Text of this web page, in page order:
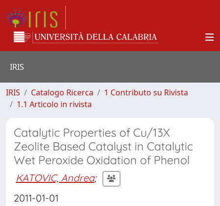
IRIS
IRIS Catalogo Ricerca
1 Contributo su Rivista
1.1 Articolo in rivista
Catalytic Properties of Cu/13X
Zeolite Based Catalyst in Catalytic
Wet Peroxide Oxidation of Phenol
KATOVIC, Andrea;
2011-01-01